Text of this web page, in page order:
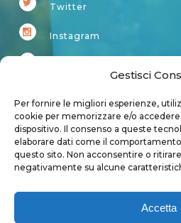
Gestisci
Per fornire le migliori esperienze,
cookie per memorizzare e/o
dispositivo. Il consenso a queste
elaborare dati come il
questo sito. Non acconsentire o
negativamente su alcune
Accetta
Twitter
Instagram
Account
Login